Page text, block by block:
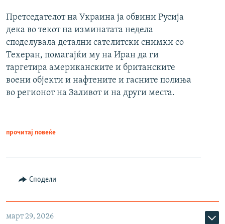
Претседателот на Украина ја обвини Русија
дека во текот на изминатата недела
споделувала детални сателитски снимки со
Техеран, помагајќи му на Иран да ги
таргетира американските и британските
воени објекти и нафтените и гасните полиња
во регионот на Заливот и на други места.
прочитај повеќе
Сподели
март 29, 2026